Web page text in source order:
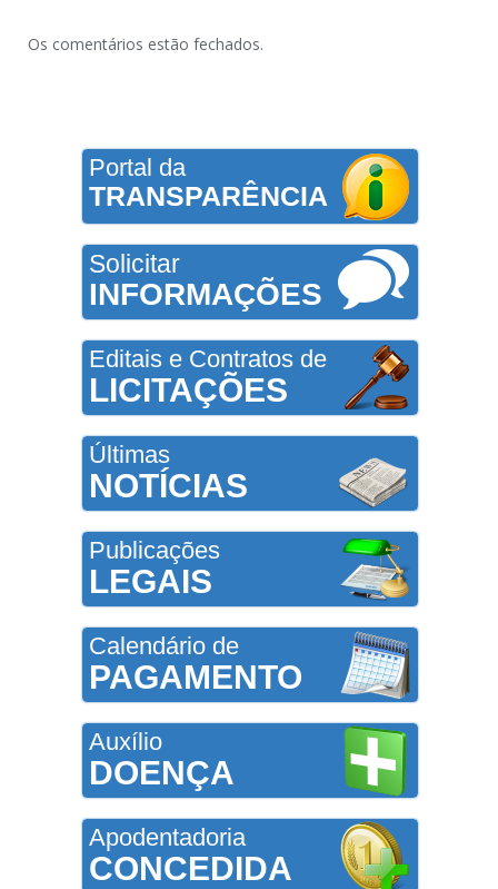
Os comentários estão fechados.
Portal da
TRANSPARÊNCIA
Solicitar
INFORMAÇÕES
Editais e Contratos de
LICITAÇÕES
Últimas
NOTÍCIAS
Publicações
LEGAIS
Calendário de
PAGAMENTO
Auxílio
DOENÇA
Apodentadoria
CONCEDIDA